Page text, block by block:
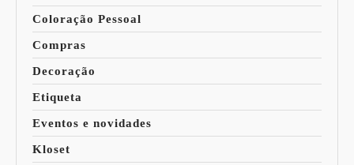
Coloração Pessoal
Compras
Decoração
Etiqueta
Eventos e novidades
Kloset